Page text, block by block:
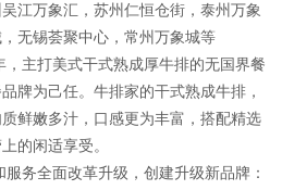
江万象汇，苏州仁恒仓街，泰州万象
无锡荟聚中心，常州万象城等
主打美式干式熟成厚牛排的无国界餐
牌为己任。牛排家的干式熟成牛排，
鲜嫩多汁，口感更为丰富，搭配精选
的闲适享受。
全面改革升级，创建升级新品牌：